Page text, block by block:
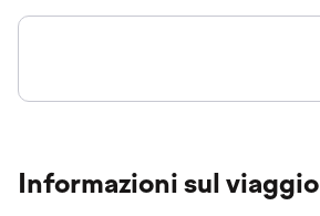
Informazioni sul viaggio